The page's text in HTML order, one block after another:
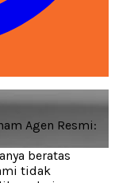
Agen Resmi:
beratas
tidak